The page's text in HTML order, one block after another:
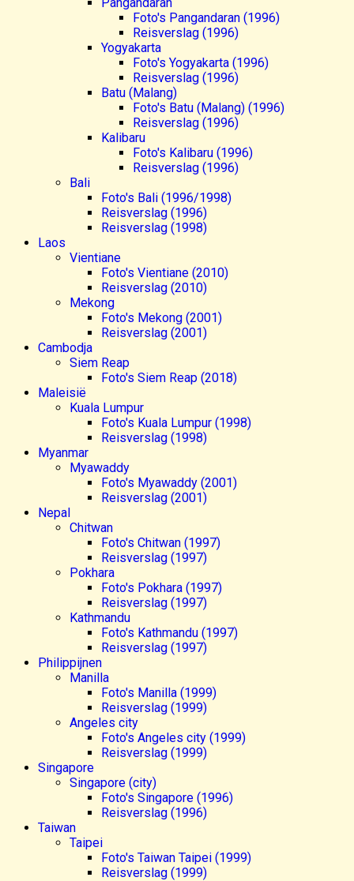
Foto's Pangandaran (1996)
Reisverslag (1996)
Yogyakarta
Foto's Yogyakarta (1996)
Reisverslag (1996)
Batu (Malang)
Foto's Batu (Malang) (1996)
Reisverslag (1996)
Kalibaru
Foto's Kalibaru (1996)
Reisverslag (1996)
Bali
Foto's Bali (1996/1998)
Reisverslag (1996)
Reisverslag (1998)
Laos
Vientiane
Foto's Vientiane (2010)
Reisverslag (2010)
Mekong
Foto's Mekong (2001)
Reisverslag (2001)
Cambodja
Siem Reap
Foto's Siem Reap (2018)
Maleisië
Kuala Lumpur
Foto's Kuala Lumpur (1998)
Reisverslag (1998)
Myanmar
Myawaddy
Foto's Myawaddy (2001)
Reisverslag (2001)
Nepal
Chitwan
Foto's Chitwan (1997)
Reisverslag (1997)
Pokhara
Foto's Pokhara (1997)
Reisverslag (1997)
Kathmandu
Foto's Kathmandu (1997)
Reisverslag (1997)
Philippijnen
Manilla
Foto's Manilla (1999)
Reisverslag (1999)
Angeles city
Foto's Angeles city (1999)
Reisverslag (1999)
Singapore
Singapore (city)
Foto's Singapore (1996)
Reisverslag (1996)
Taiwan
Taipei
Foto's Taiwan Taipei (1999)
Reisverslag (1999)